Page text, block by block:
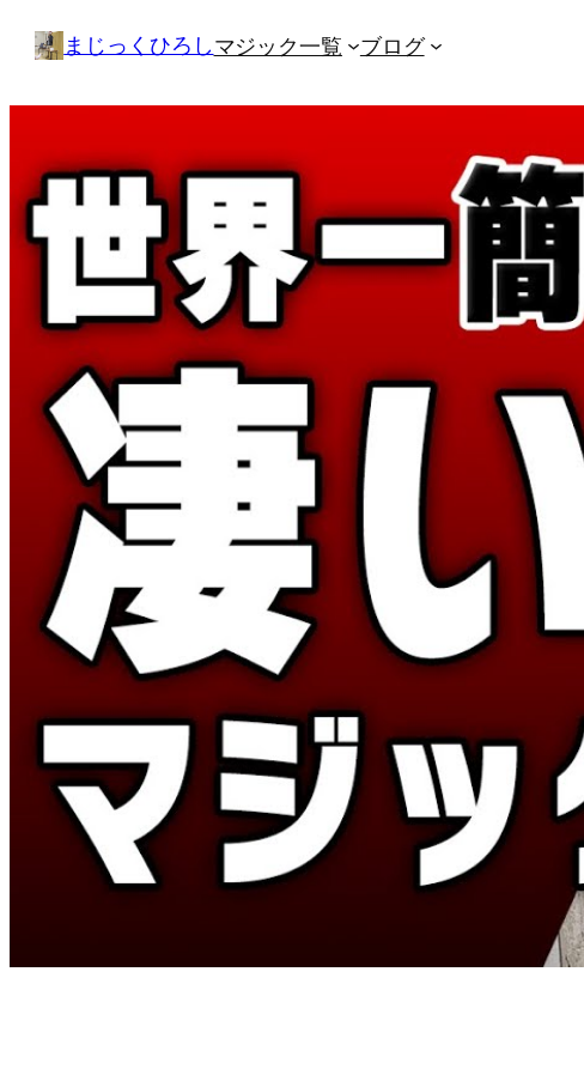
キ
ッ
プ
まじっくひろしマジック一覧 ブログ